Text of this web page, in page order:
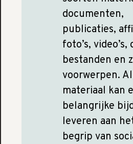
documenten,
publicaties,
foto’s,
bestanden en
voorwerpen.
materiaal kan
belangrijke
leveren aan
begrip van